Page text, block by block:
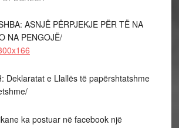
ASNJË PËRPJEKJE PËR TË NA
NA PENGOJË/
Deklaratat e Llallës të papërshtatshme
ka postuar në facebook një